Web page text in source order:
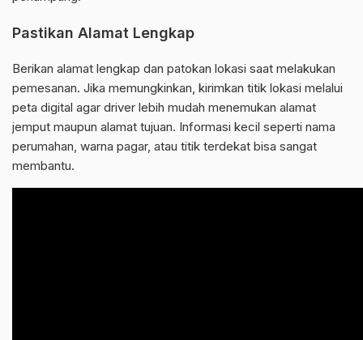
Pastikan Alamat Lengkap
Berikan alamat lengkap dan patokan lokasi saat melakukan
pemesanan. Jika memungkinkan, kirimkan titik lokasi melalui
peta digital agar driver lebih mudah menemukan alamat
jemput maupun alamat tujuan. Informasi kecil seperti nama
perumahan, warna pagar, atau titik terdekat bisa sangat
membantu.